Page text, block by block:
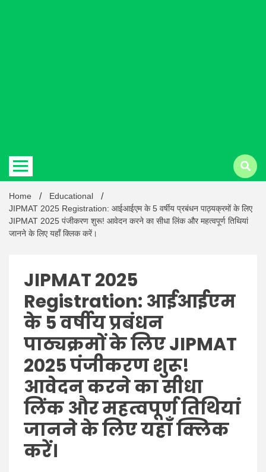
Latest
Hindi
News
Home
Educational
JIPMAT 2025 Registration: आईआईएम के 5 वर्षीय प्रबंधन पाठ्यक्रमों के लिए
JIPMAT 2025 पंजीकरण शुरू! आवेदन करने का सीधा लिंक और महत्वपूर्ण तिथियां
जानने के लिए यहाँ क्लिक करें।
JIPMAT 2025
Registration: आईआईएम
के 5 वर्षीय प्रबंधन
पाठ्यक्रमों के लिए JIPMAT
2025 पंजीकरण शुरू!
आवेदन करने का सीधा
लिंक और महत्वपूर्ण तिथियां
जानने के लिए यहाँ क्लिक
करें।